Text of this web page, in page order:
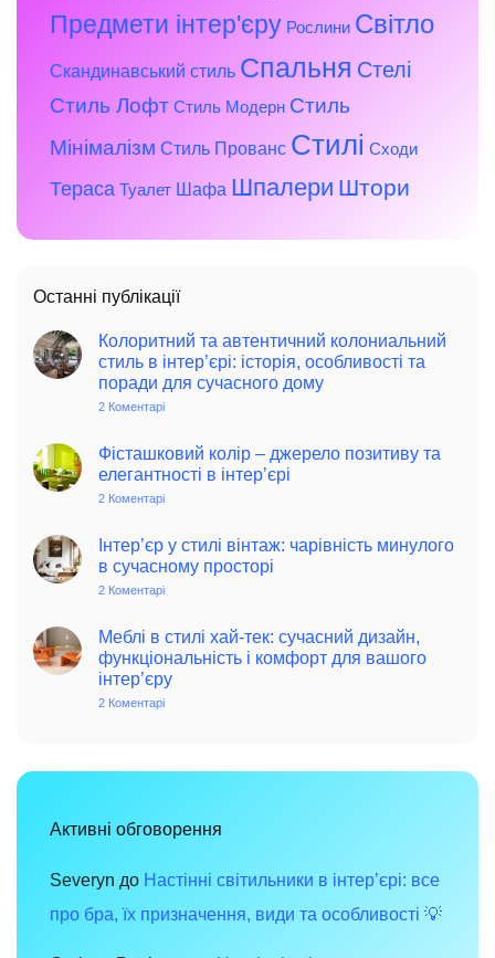
Предмети інтер'єру Рослини Світло
Скандинавський стиль Спальня Стелі
Стиль Лофт Стиль Модерн Стиль
Мінімалізм Стиль Прованс Стилі Сходи
Тераса Туалет Шафа Шпалери Штори
Останні публікації
Колоритний та автентичний колониальний
стиль в інтер’єрі: історія, особливості та
поради для сучасного дому
2 Коментарі
автентичний
колониальний
стиль
особливості
та
поради
Фісташковий колір – джерело позитиву та
елегантності в інтер’єрі
2 Коментарі
–
джерело
позитиву
інтер’єрі
Інтер’єр у стилі вінтаж: чарівність минулого
в сучасному просторі
2 Коментарі
стилі
вінтаж:
чарівність
минулого
в
Меблі в стилі хай-тек: сучасний дизайн,
функціональність і комфорт для вашого
інтер’єру
2 Коментарі
тек:
і
вашого
інтер’єру
Активні обговорення
Severyn до Настінні світильники в інтер’єрі: все
про бра, їх призначення, види та особливості 💡